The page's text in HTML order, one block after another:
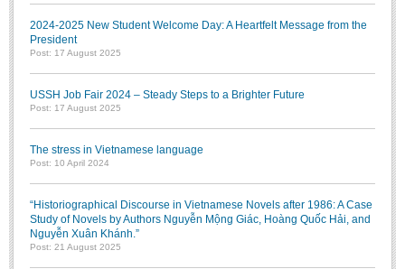
2024-2025 New Student Welcome Day: A Heartfelt Message from the
President
Post: 17 August 2025
USSH Job Fair 2024 – Steady Steps to a Brighter Future
Post: 17 August 2025
The stress in Vietnamese language
Post: 10 April 2024
“Historiographical Discourse in Vietnamese Novels after 1986: A Case
Study of Novels by Authors Nguyễn Mộng Giác, Hoàng Quốc Hải, and
Nguyễn Xuân Khánh.”
Post: 21 August 2025